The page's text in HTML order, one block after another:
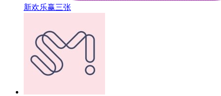
新欢乐赢三张